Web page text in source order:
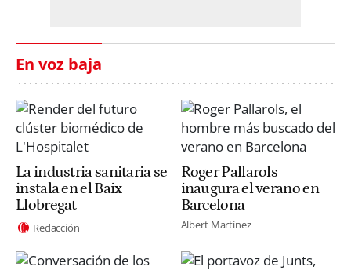
En voz baja
La industria sanitaria se
instala en el Baix
Llobregat
Redacción
Roger Pallarols
inaugura el verano en
Barcelona
Albert Martínez